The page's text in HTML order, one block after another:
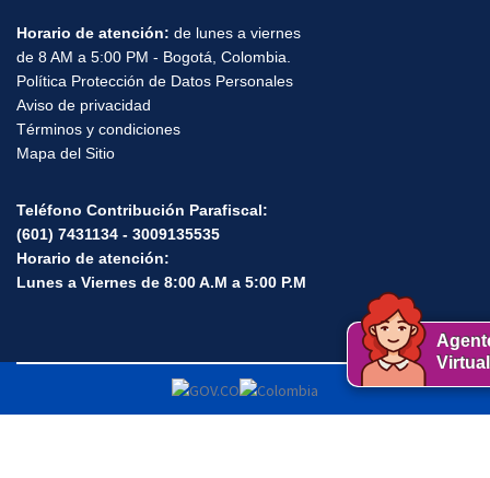
Horario de atención: de lunes a viernes
de 8 AM a 5:00 PM - Bogotá, Colombia.
Política Protección de Datos Personales
Aviso de privacidad
Términos y condiciones
Mapa del Sitio
Teléfono Contribución Parafiscal:
(601) 7431134 - 3009135535
Horario de atención:
Lunes a Viernes de 8:00 A.M a 5:00 P.M
Virtual